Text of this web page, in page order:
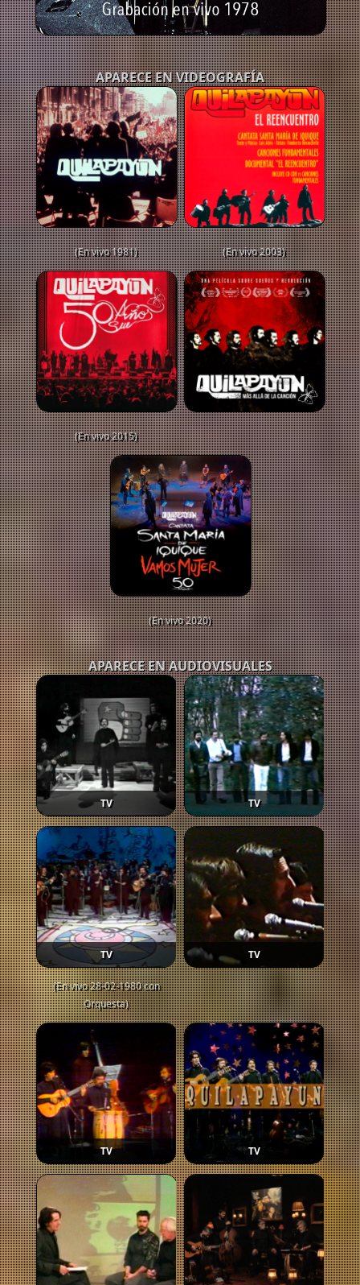
APARECE EN VIDEOGRAFÍA
(En vivo 1981) (En vivo 2003)
(En vivo 2015)
(En vivo 2020)
APARECE EN AUDIOVISUALES
TV TV
TV
(En vivo 28-02-1980 con
Orquesta)
TV
TV TV